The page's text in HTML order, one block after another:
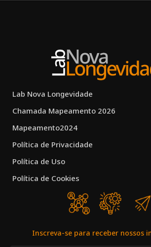
Lab Nova Longevidade
Chamada Mapeamento 2026
Mapeamento2024
Política de Privacidade
Política de Uso
Política de Cookies
Inscreva-se para receber nossos